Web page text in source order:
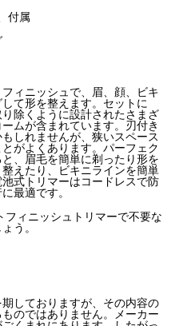
付属
ィニッシュで、眉、顔、ビキ
て形を整えます。セットに
除くように設計されたさまざ
ムが含まれています。刃付き
しれませんが、狭いスペース
がよくあります。パーフェク
、眉毛を簡単に剃ったり形を
えたり、ビキニラインを簡単
式トリマーはコードレスで防
最適です。
フィニッシュトリマーで不要な
う。
しておりますが、その内容の
のではありません。メーカー